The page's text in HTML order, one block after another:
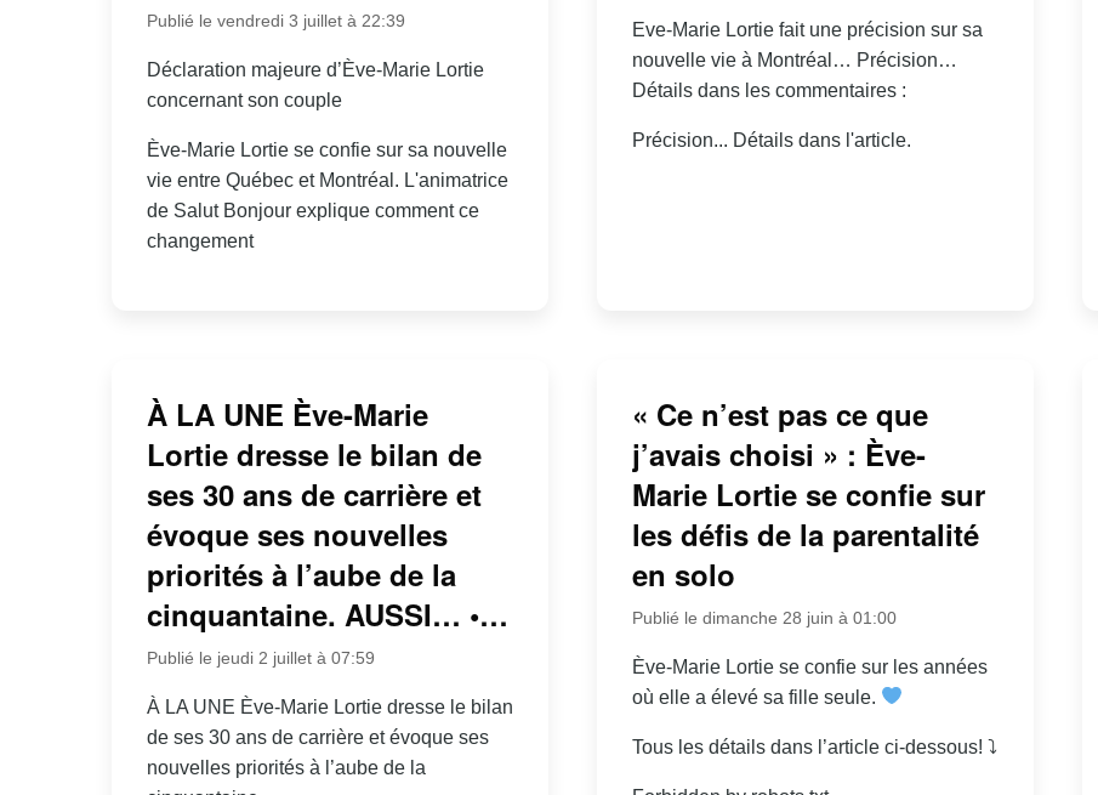
Publié le vendredi 3 juillet à 22:39
Déclaration majeure d’Ève-Marie Lortie
concernant son couple
Ève-Marie Lortie se confie sur sa nouvelle
vie entre Québec et Montréal. L'animatrice
de Salut Bonjour explique comment ce
changement
Eve-Marie Lortie fait une précision sur sa
nouvelle vie à Montréal… Précision…
Détails dans les commentaires :
Précision... Détails dans l'article.
À LA UNE Ève-Marie
Lortie dresse le bilan de
ses 30 ans de carrière et
évoque ses nouvelles
priorités à l’aube de la
cinquantaine. AUSSI… •…
Publié le jeudi 2 juillet à 07:59
À LA UNE Ève-Marie Lortie dresse le bilan
de ses 30 ans de carrière et évoque ses
nouvelles priorités à l’aube de la
« Ce n’est pas ce que
j’avais choisi » : Ève-
Marie Lortie se confie sur
les défis de la parentalité
en solo
Publié le dimanche 28 juin à 01:00
Ève-Marie Lortie se confie sur les années
où elle a élevé sa fille seule.
Tous les détails dans l’article ci-dessous! ⤵